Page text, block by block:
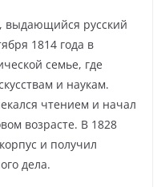
русский
1814 года в
семье, где
и наукам.
чтением и начал
возрасте. В 1828
и получил
дела.